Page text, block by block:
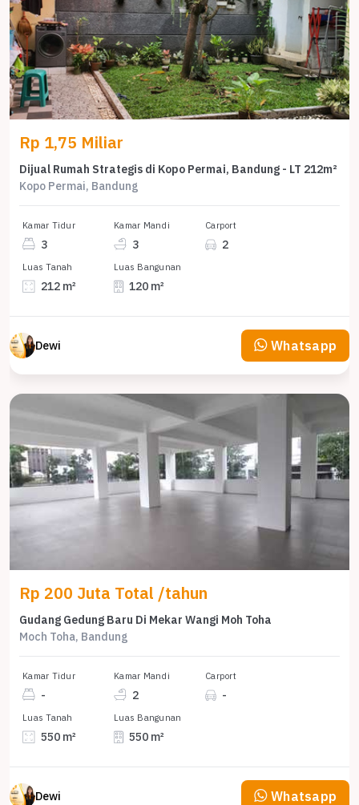
Rp 1,75 Miliar
Dijual Rumah Strategis di Kopo Permai, Bandung - LT 212m²
Kopo Permai, Bandung
Kamar Tidur
3
Kamar Mandi
3
Carport
2
Luas Tanah
212 m²
Luas Bangunan
120 m²
Dewi Whatsapp
Rp 200 Juta Total /tahun
Gudang Gedung Baru Di Mekar Wangi Moh Toha
Moch Toha, Bandung
Kamar Tidur
-
Kamar Mandi
2
Carport
-
Luas Tanah
550 m²
Luas Bangunan
550 m²
Dewi Whatsapp